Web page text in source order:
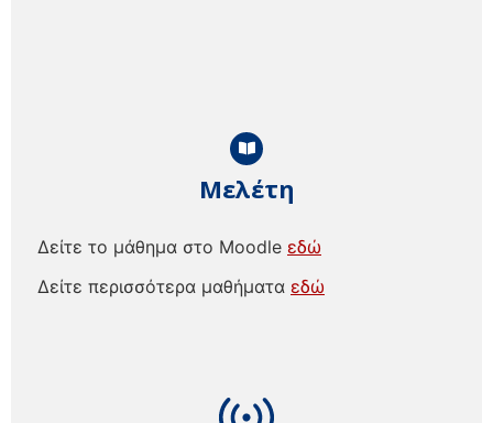
Μελέτη
Δείτε το μάθημα στο Moodle εδώ
Δείτε περισσότερα μαθήματα εδώ